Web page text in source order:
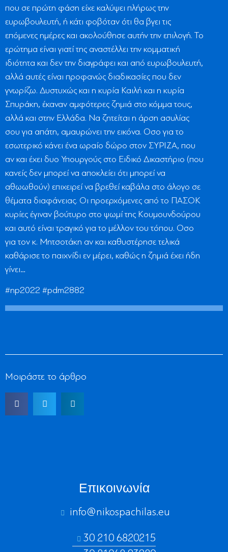
που σε πρώτη φάση είχε καλύψει πλήρως την
ευρωβουλευτή, ή κάτι φοβόταν ότι θα βγει τις
επόμενες ημέρες και ακολούθησε αυτήν την επιλογή. Το
ερώτημα είναι γιατί της αναστέλλει την κομματική
ιδιότητα και δεν την διαγράφει και από ευρωβουλευτή,
αλλά αυτές είναι προφανώς διαδικασίες που δεν
γνωρίζω. Δυστυχώς και η κυρία Καιλή και η κυρία
Σπυράκη, έκαναν αμφότερες ζημιά στο κόμμα τους,
αλλά και στην Ελλάδα. Να ζητείται η άρση ασυλίας
σου για απάτη, αμαυρώνει την εικόνα. Οσο για το
εσωτερικό κάνει ένα ωραίο δώρο στον ΣΥΡΙΖΑ, που
αν και έχει δυο Υπουργούς στο Ειδικό Δικαστήριο (που
κανείς δεν μπορεί να αποκλείει ότι μπορεί να
αθωωθούν) επιχειρεί να βρεθεί καβάλα στο άλογο σε
θέματα διαφάνειας. Οι προερχόμενες από το ΠΑΣΟΚ
κυρίες έγιναν βούτυρο στο ψωμί της Κουμουνδούρου
και αυτό είναι τραγικό για το μέλλον του τόπου. Οσο
για τον κ. Μητσοτάκη αν και καθυστέρησε τελικά
καθάρισε το παιχνίδι εν μέρει, καθώς η ζημιά έχει ήδη
γίνει…
#np2022 #pdm2882
Μοιράστε το άρθρο
Επικοινωνία
info@nikospachilas.eu​
30 210 6820215